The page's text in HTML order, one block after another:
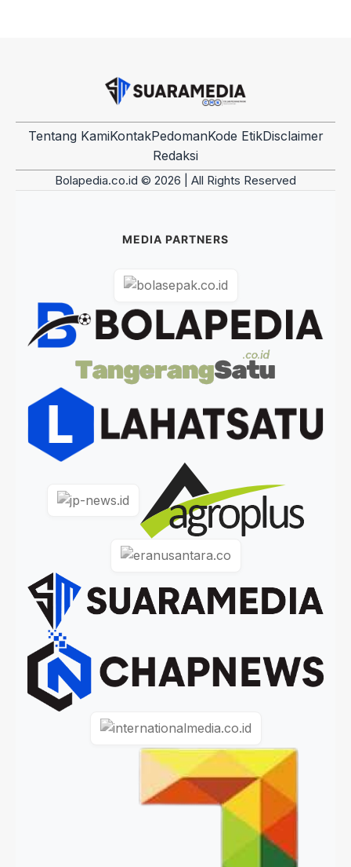
Tentang KamiKontakPedomanKode EtikDisclaimer
Redaksi
Bolapedia.co.id © 2026 | All Rights Reserved
MEDIA PARTNERS